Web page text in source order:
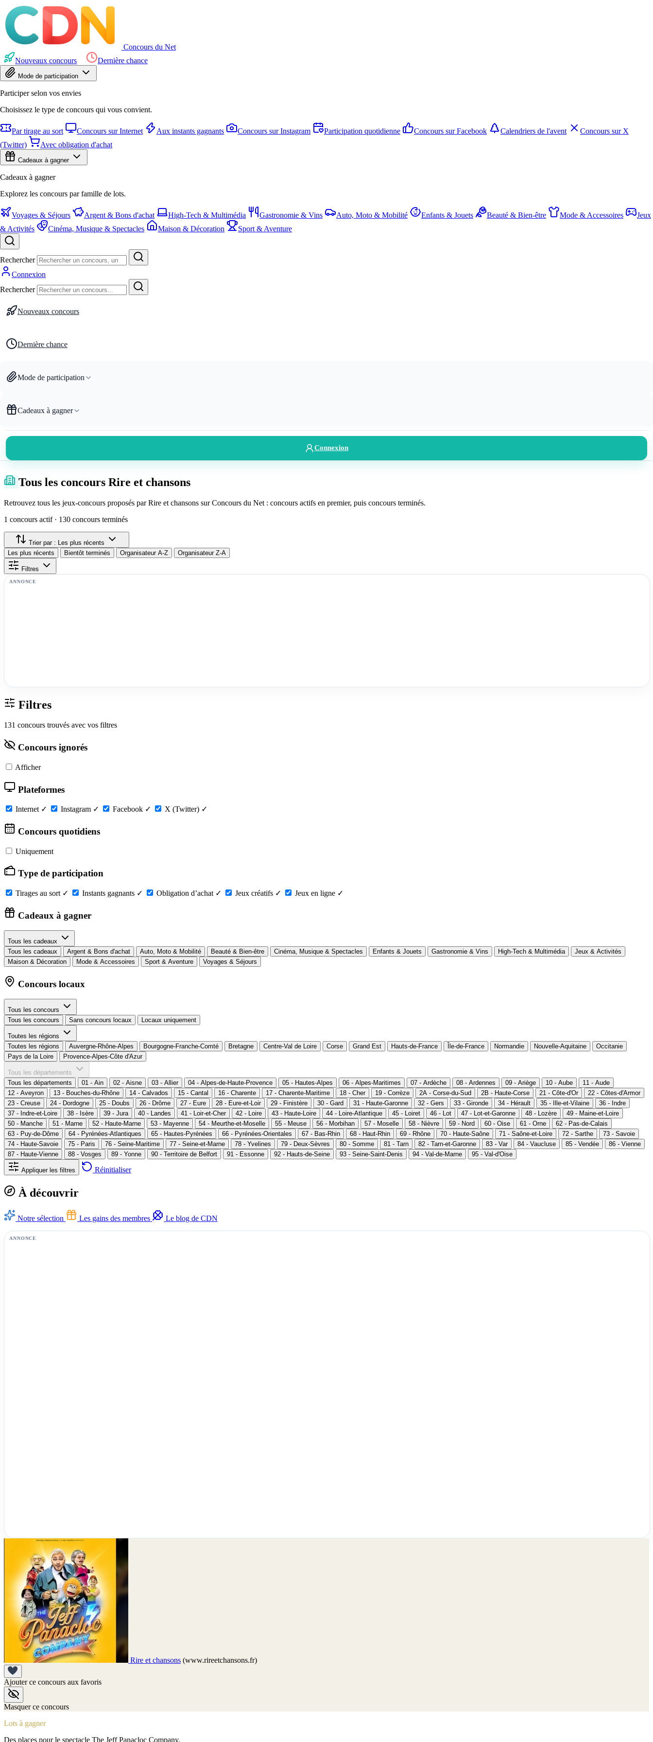
Concours du Net
Nouveaux concours
Dernière chance
Mode de participation
Participer selon vos envies
Choisissez le type de concours qui vous convient.
Par tirage au sort Concours sur Internet Aux instants gagnants Concours sur Instagram Participation quotidienne Concours sur Facebook Calendriers de l'avent
Concours sur X
(Twitter)
Avec obligation d'achat
Cadeaux à gagner
Cadeaux à gagner
Explorez les concours par famille de lots.
Voyages & Séjours Argent & Bons d'achat High-Tech & Multimédia Gastronomie & Vins Auto, Moto & Mobilité Enfants & Jouets Beauté & Bien-être Mode & Accessoires
Jeux
& Activités
Cinéma, Musique & Spectacles Maison & Décoration Sport & Aventure
Rechercher
Connexion
Rechercher
Nouveaux concours
Dernière chance
Mode de participation
Cadeaux à gagner
Connexion
Tous les concours Rire et chansons
Retrouvez tous les jeux-concours proposés par Rire et chansons sur Concours du Net : concours actifs en premier, puis concours terminés.
1 concours actif · 130 concours terminés
Trier par :
Les plus récents
Les plus récents
Bientôt terminés Organisateur A-Z Organisateur Z-A
Filtres
ANNONCE
Filtres
131 concours trouvés avec vos filtres
Concours ignorés
Afficher
Plateformes
Internet ✓ Instagram ✓ Facebook ✓ X (Twitter) ✓
Concours quotidiens
Uniquement
Type de participation
Tirages au sort ✓ Instants gagnants ✓ Obligation d’achat ✓ Jeux créatifs ✓ Jeux en ligne ✓
Cadeaux à gagner
Tous les cadeaux
Tous les cadeaux
Argent & Bons d'achat Auto, Moto & Mobilité Beauté & Bien-être Cinéma, Musique & Spectacles Enfants & Jouets Gastronomie & Vins High-Tech & Multimédia
Jeux & Activités
Maison & Décoration
Mode & Accessoires Sport & Aventure Voyages & Séjours
Concours locaux
Tous les concours
Tous les concours
Sans concours locaux Locaux uniquement
Toutes les régions
Toutes les régions
Auvergne-Rhône-Alpes Bourgogne-Franche-Comté Bretagne Centre-Val de Loire Corse Grand Est Hauts-de-France Île-de-France Normandie Nouvelle-Aquitaine
Occitanie
Pays de la Loire
Provence-Alpes-Côte d'Azur
Tous les départements
Tous les départements
01 - Ain 02 - Aisne 03 - Allier 04 - Alpes-de-Haute-Provence 05 - Hautes-Alpes 06 - Alpes-Maritimes 07 - Ardèche 08 - Ardennes 09 - Ariège 10 - Aube
11 - Aude
12 - Aveyron
13 - Bouches-du-Rhône 14 - Calvados 15 - Cantal 16 - Charente 17 - Charente-Maritime 18 - Cher 19 - Corrèze 2A - Corse-du-Sud 2B - Haute-Corse 21 - Côte-d'Or
22 - Côtes-d'Armor
23 - Creuse
24 - Dordogne 25 - Doubs 26 - Drôme 27 - Eure 28 - Eure-et-Loir 29 - Finistère 30 - Gard 31 - Haute-Garonne 32 - Gers 33 - Gironde 34 - Hérault 35 - Ille-et-Vilaine
36 - Indre
37 - Indre-et-Loire
38 - Isère 39 - Jura 40 - Landes 41 - Loir-et-Cher 42 - Loire 43 - Haute-Loire 44 - Loire-Atlantique 45 - Loiret 46 - Lot 47 - Lot-et-Garonne 48 - Lozère
49 - Maine-et-Loire
50 - Manche
51 - Marne 52 - Haute-Marne 53 - Mayenne 54 - Meurthe-et-Moselle 55 - Meuse 56 - Morbihan 57 - Moselle 58 - Nièvre 59 - Nord 60 - Oise 61 - Orne
62 - Pas-de-Calais
63 - Puy-de-Dôme
64 - Pyrénées-Atlantiques 65 - Hautes-Pyrénées 66 - Pyrénées-Orientales 67 - Bas-Rhin 68 - Haut-Rhin 69 - Rhône 70 - Haute-Saône 71 - Saône-et-Loire 72 - Sarthe
73 - Savoie
74 - Haute-Savoie
75 - Paris 76 - Seine-Maritime 77 - Seine-et-Marne 78 - Yvelines 79 - Deux-Sèvres 80 - Somme 81 - Tarn 82 - Tarn-et-Garonne 83 - Var 84 - Vaucluse 85 - Vendée
86 - Vienne
87 - Haute-Vienne
88 - Vosges 89 - Yonne 90 - Territoire de Belfort 91 - Essonne 92 - Hauts-de-Seine 93 - Seine-Saint-Denis 94 - Val-de-Marne 95 - Val-d'Oise
Appliquer les filtres Réinitialiser
À découvrir
Notre sélection Les gains des membres Le blog de CDN
ANNONCE
Rire et chansons (www.rireetchansons.fr)
Ajouter ce concours aux favoris
Masquer ce concours
Lots à gagner
Des places pour le spectacle The Jeff Panacloc Company.